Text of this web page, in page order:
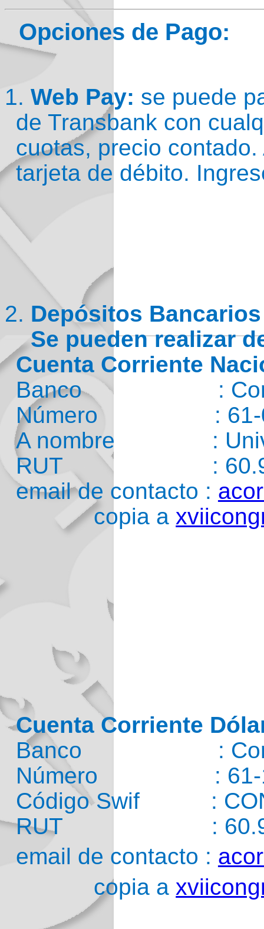
Opciones de Pago:
1. Web Pay: se puede
de Transbank con
cuotas, precio
tarjeta de débito.
2. Depósitos
Se pueden realizar
Cuenta Corriente
Banco :
Número : 61-
A nombre :
RUT :
email de contacto :
copia a
Cuenta Corriente
Banco :
Número : 61-
Código Swif :
RUT :
email de contacto :
copia a